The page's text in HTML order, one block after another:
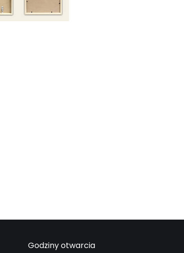
Godziny otwarcia